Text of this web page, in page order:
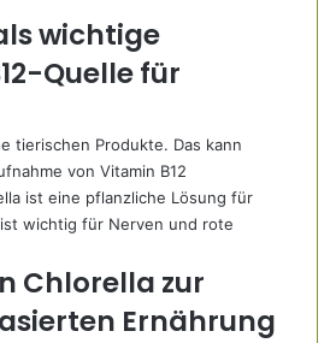
wichtige
Quelle für
tierischen Produkte. Das kann
von Vitamin B12
ist eine pflanzliche Lösung für
wichtig für Nerven und rote
Chlorella zur
Ernährung